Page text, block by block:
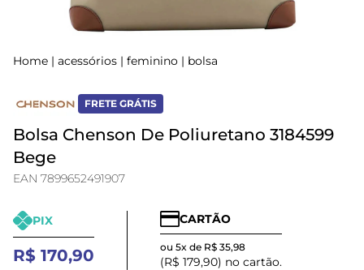
Home | acessórios | feminino | bolsa
FRETE GRÁTIS
Bolsa Chenson De Poliuretano 3184599
Bege
EAN 7899652491907
PIX
R$ 170,90
CARTÃO
ou 5x de R$ 35,98
(R$ 179,90) no cartão.